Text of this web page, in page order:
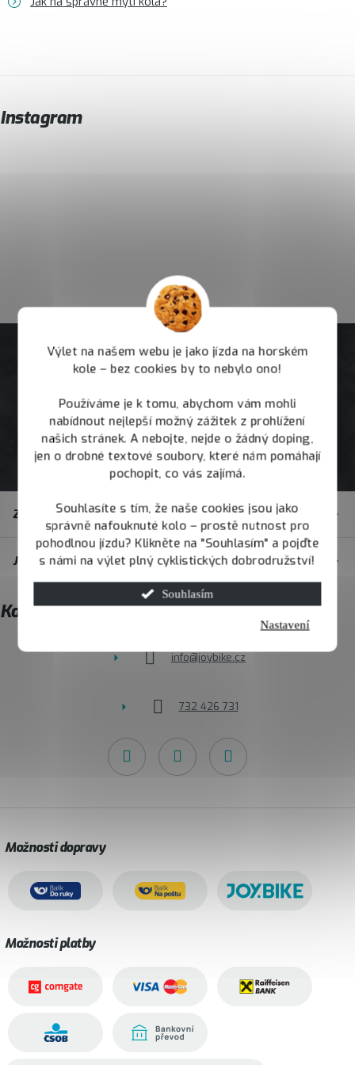
Výlet na našem webu je jako jízda na horském
kole – bez cookies by to nebylo ono!
Používáme je k tomu, abychom vám mohli
nabídnout nejlepší možný zážitek z prohlížení
našich stránek. A nebojte, nejde o žádný doping,
jen o drobné textové soubory, které nám pomáhají
pochopit, co vás zajímá.
Souhlasíte s tím, že naše cookies jsou jako
správně nafouknuté kolo – prostě nutnost pro
pohodlnou jízdu? Klikněte na "Souhlasím" a pojďte
s námi na výlet plný cyklistických dobrodružství!
Souhlasím
Nastavení
Instagram
t
í
Zákaznický servis
JOY.BIKE
Kontakt
info@joybike.cz
732 426 731
Možnosti dopravy
Možnosti platby